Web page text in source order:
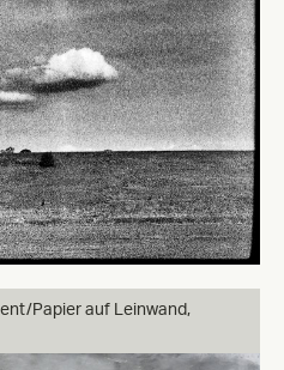
Papier auf Leinwand,